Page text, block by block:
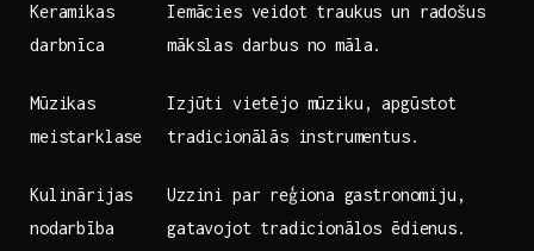
Keramikas
darbnīca
Iemācies veidot traukus un radošus
mākslas darbus no māla.
Mūzikas
meistarklase
Izjūti vietējo mūziku,⁣ apgūstot
tradicionālās ⁢instrumentus.
Kulinārijas‌
nodarbība
Uzzini par⁤ reģiona ⁤gastronomiju,
gatavojot ⁤tradicionālos ēdienus.